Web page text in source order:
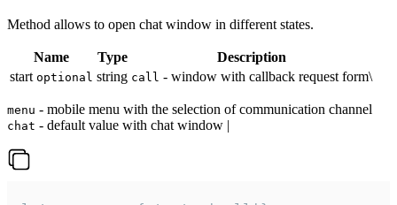
Method allows to open chat window in different states.
Name Type
Description
start optional string call - window with callback request form\
menu - mobile menu with the selection of communication channel
chat - default value with chat window |